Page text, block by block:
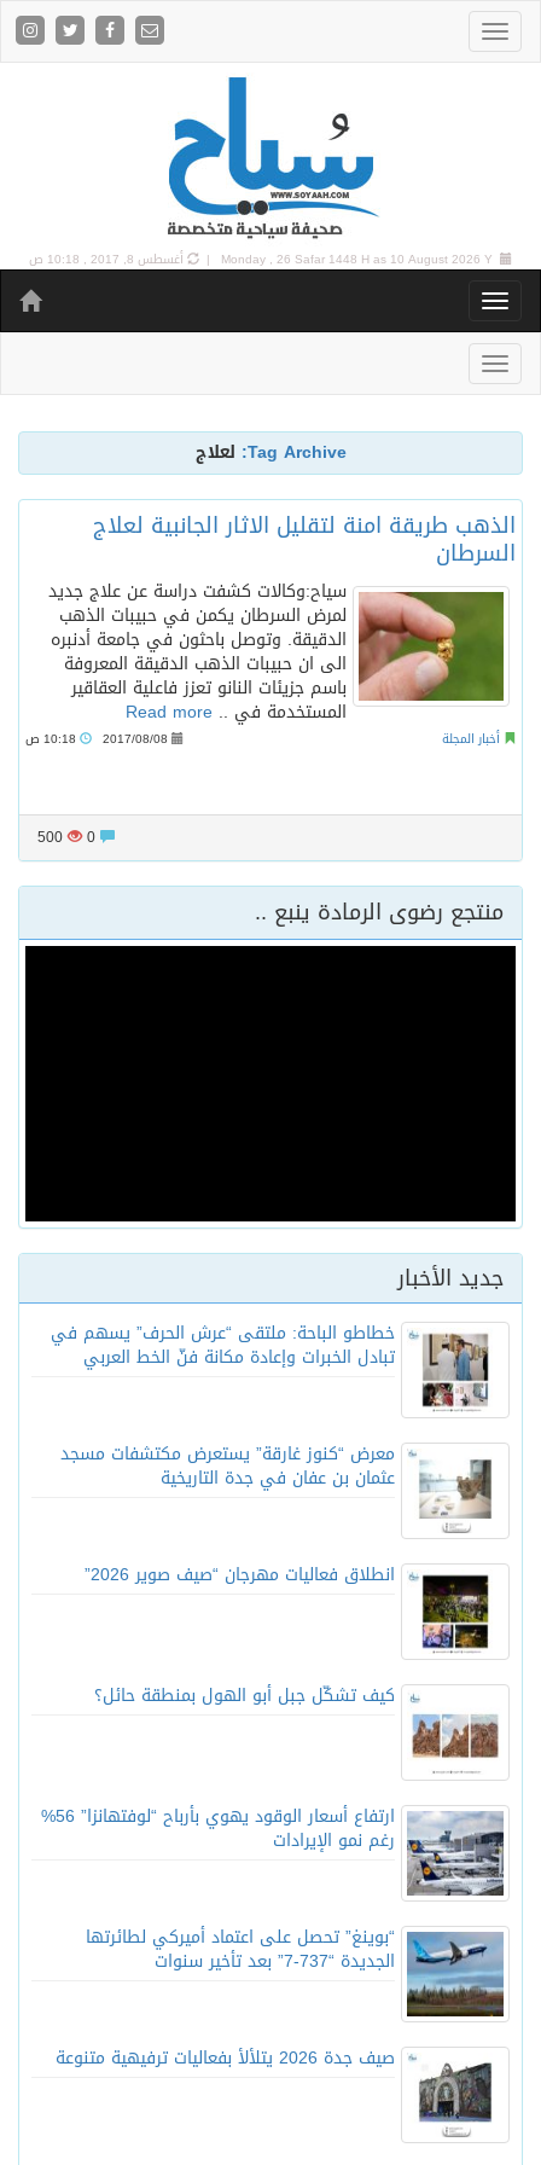
Monday , 26 Safar 1448 H as 10 August 2026 Y | أغسطس 8, 2017 , 10:18 ص
Tag Archive: لعلاج
الذهب طريقة امنة لتقليل الاثار الجانبية لعلاج
السرطان
سياح:وكالات كشفت دراسة عن علاج جديد
لمرض السرطان يكمن في حبيبات الذهب
الدقيقة. وتوصل باحثون في جامعة أدنبره
الى ان حبيبات الذهب الدقيقة المعروفة
باسم جزيئات النانو تعزز فاعلية العقاقير
المستخدمة في .. Read more
أخبار المجلة 2017/08/08
500
منتجع رضوى الرمادة ينبع ..
جديد الأخبار
خطاطو الباحة: ملتقى “عرش الحرف” يسهم في
تبادل الخبرات وإعادة مكانة فنّ الخط العربي
معرض “كنوز غارقة” يستعرض مكتشفات مسجد
عثمان بن عفان في جدة التاريخية
انطلاق فعاليات مهرجان “صيف صوير 2026”
كيف تشكّل جبل أبو الهول بمنطقة حائل؟
ارتفاع أسعار الوقود يهوي بأرباح “لوفتهانزا” 56%
رغم نمو الإيرادات
“بوينغ” تحصل على اعتماد أميركي لطائرتها
الجديدة “737-7” بعد تأخير سنوات
صيف جدة 2026 يتلألأ بفعاليات ترفيهية متنوعة